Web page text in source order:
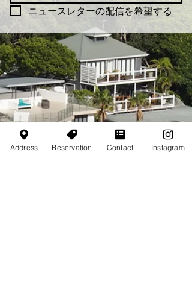
ニュースレターの配信を希望する
Address Reservation Contact Instagram